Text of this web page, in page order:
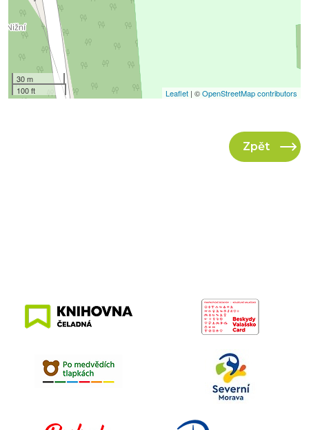
30 m
100 ft
Leaflet | ©OpenStreetMap contributors
Zpět